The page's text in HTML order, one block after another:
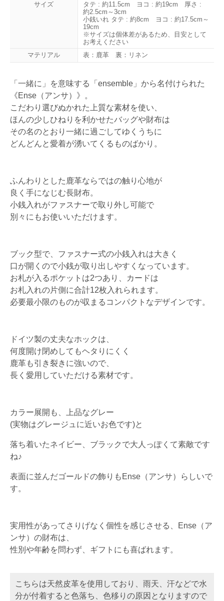
サイズ
タテ : 約11.5cm ヨコ : 約19cm 厚さ :
約2.5cm～3cm
小銭いれ タテ : 約8cm ヨコ : 約17.5cm～
19cm
※サイズは個体差があるため、目安として
お考えください
マテリアル
表：鹿革 裏：リネン
「一緒に」を意味する「ensemble」から名付けられた
《Ense（アンサ）》。
こだわり選びぬかれた上質な素材を使い、
ほんの少しひねりを利かせたバッグや財布は
その名のとおり一緒に過ごしてゆくうちに
どんどんと愛着が湧いてくるものばかり。
ふんわりとした鹿革ならではの触り心地が
良く手になじむ長財布。
小銭入れがファスナーで取り外し可能で
別々にもお使いいただけます。
ブック型で、ファスナー式の小銭入れは大きく
口が開くので小銭が取り出しやすくなっています。
お札が入るポケットは2つあり、カードは
お札入れの片側に合計12枚入れられます。
必要最小限のものが収まるコンパクトなデザインです。
ドイツ製の丈夫なホックは、
何度開け閉めしてもヘタりにくく
鹿革も引き裂きに強いので、
長く愛用していただける素材です。
カラー展開も、上品なグレー
(実物はグレージュに近いお色です)と
落ち着いたネイビー、ブラックで大人っぽくて素敵です
ね♪
表面に並んだゴールドの飾りもEnse（アンサ）らしいで
す。
実用性があってさりげなく個性を感じさせる、Ense（ア
ンサ）の財布は、
性別や年齢を問わず、ギフトにも喜ばれます。
こちらは天然皮革を使用しており、雨天、汗などで水
分が付着すると色落ち、色移りの原因となりますので